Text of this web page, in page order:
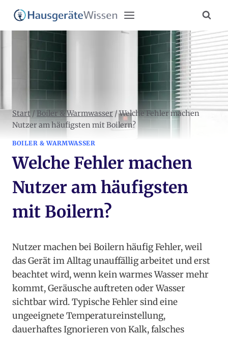
Zum
Inhalt
springen
Start /Boiler & Warmwasser / Welche Fehler machen
Nutzer am häufigsten mit Boilern?
BOILER & WARMWASSER
Welche Fehler machen
Nutzer am häufigsten
mit Boilern?
Nutzer machen bei Boilern häufig Fehler, weil
das Gerät im Alltag unauffällig arbeitet und erst
beachtet wird, wenn kein warmes Wasser mehr
kommt, Geräusche auftreten oder Wasser
sichtbar wird. Typische Fehler sind eine
ungeeignete Temperatureinstellung,
dauerhaftes Ignorieren von Kalk, falsches